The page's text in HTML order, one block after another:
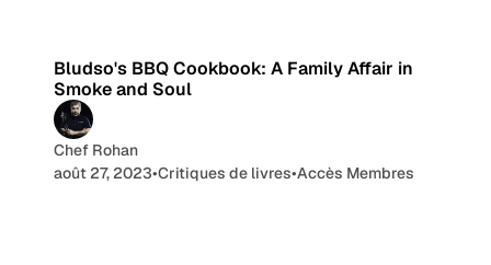
Bludso's BBQ Cookbook: A Family Affair in
Smoke and Soul
Chef Rohan
août 27, 2023•Critiques de livres•Accès Membres